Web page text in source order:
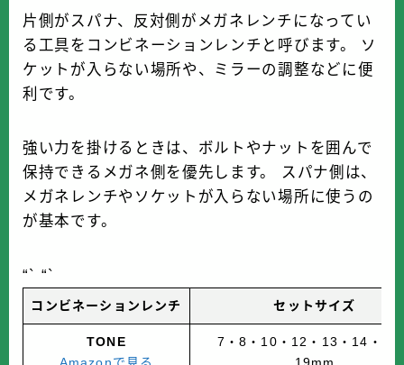
片側がスパナ、反対側がメガネレンチになってい
る工具をコンビネーションレンチと呼びます。 ソ
ケットが入らない場所や、ミラーの調整などに便
利です。
強い力を掛けるときは、ボルトやナットを囲んで
保持できるメガネ側を優先します。 スパナ側は、
メガネレンチやソケットが入らない場所に使うの
が基本です。
“` “`
コンビネーションレンチ セットサイズ
TONE
7・8・10・12・13・14・17